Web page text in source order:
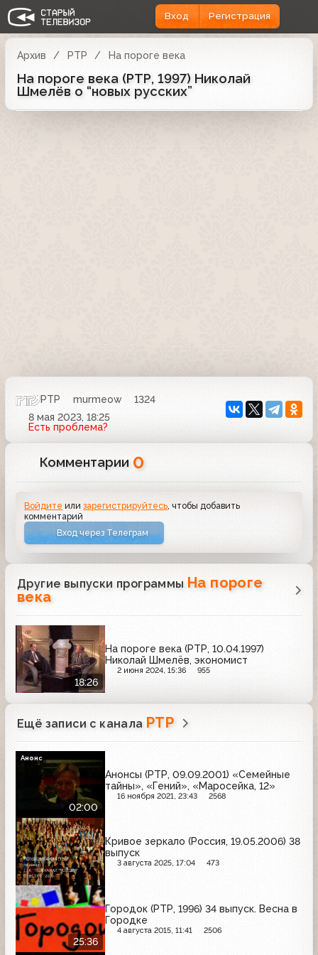
Вход Регистрация
Архив РТР На пороге века
На пороге века (РТР, 1997) Николай
Шмелёв о “новых русских”
РТР murmeow
1324
8 мая 2023, 18:25
Есть проблема?
Комментарии 0
Войдите илизарегистрируйтесь , чтобы добавить
комментарий
Вход через Телеграм
Другие выпуски программы На пороге
века
18:26
На пороге века (РТР, 10.04.1997)
Николай Шмелёв, экономист
2 июня 2024, 15:36 955
Ещё записи с канала РТР
02:00
Анонсы (РТР, 09.09.2001) «Семейные
тайны», «Гений», «Маросейка, 12»
16 ноября 2021, 23:43 2568
Анонс
Кривое зеркало (Россия, 19.05.2006) 38
выпуск
3 августа 2025, 17:04 473
25:36
Городок (РТР, 1996) 34 выпуск. Весна в
Городке
4 августа 2015, 11:41 2506